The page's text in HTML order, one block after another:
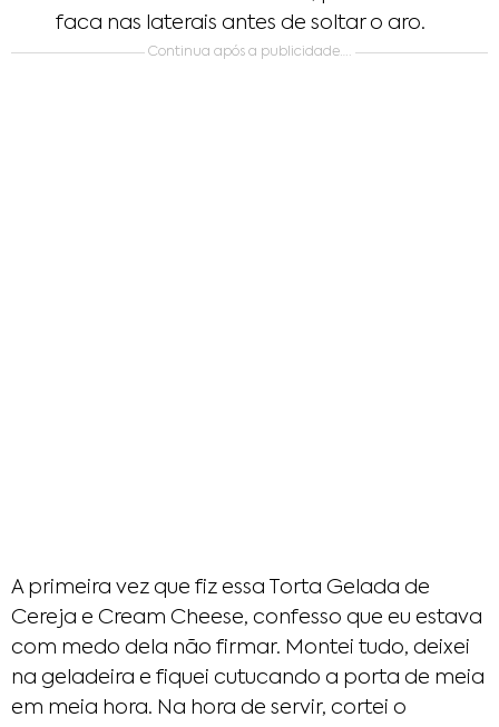
faca nas laterais antes de soltar o aro.
Continua após a publicidade….
A primeira vez que fiz essa Torta Gelada de
Cereja e Cream Cheese, confesso que eu estava
com medo dela não firmar. Montei tudo, deixei
na geladeira e fiquei cutucando a porta de meia
em meia hora. Na hora de servir, cortei o